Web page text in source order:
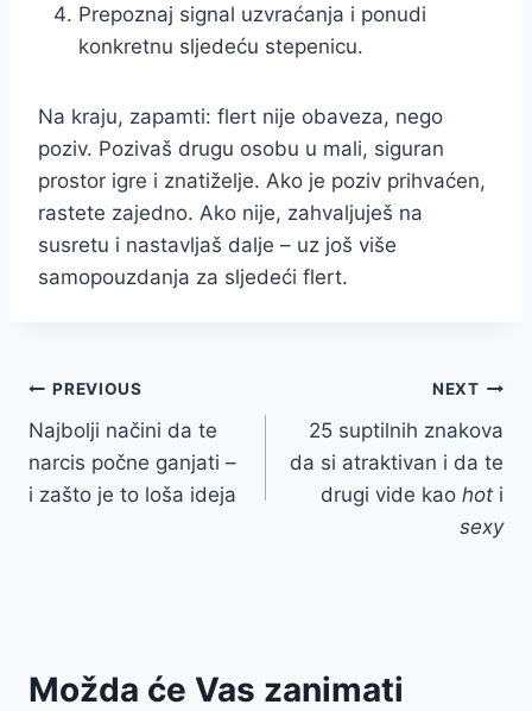
Prepoznaj signal uzvraćanja i ponudi
konkretnu sljedeću stepenicu.
Na kraju, zapamti: flert nije obaveza, nego
poziv. Pozivaš drugu osobu u mali, siguran
prostor igre i znatiželje. Ako je poziv prihvaćen,
rastete zajedno. Ako nije, zahvaljuješ na
susretu i nastavljaš dalje – uz još više
samopouzdanja za sljedeći flert.
Post
navigation
PREVIOUS
Najbolji načini da te
narcis počne ganjati –
i zašto je to loša ideja
NEXT
25 suptilnih znakova
da si atraktivan i da te
drugi vide kao hot i
sexy
Možda će Vas zanimati